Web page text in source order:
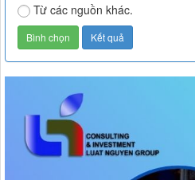
Từ các nguồn khác.